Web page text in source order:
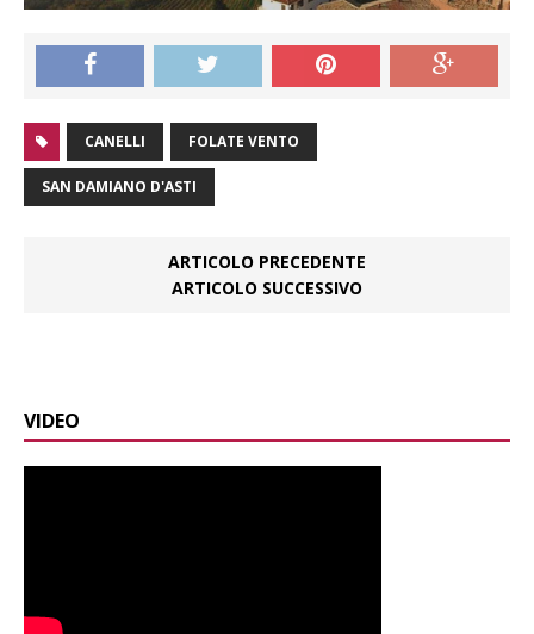
CANELLI FOLATE VENTO
SAN DAMIANO D'ASTI
ARTICOLO PRECEDENTE
ARTICOLO SUCCESSIVO
VIDEO